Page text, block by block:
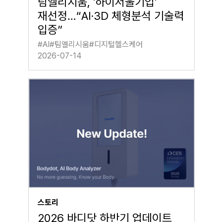
재선정…“AI·3D 체형분석 기술력
입증”
#AI#팀엘리시움#디지털헬스케어
2026-07-14
스토리
2026 바디닷 하반기 업데이트